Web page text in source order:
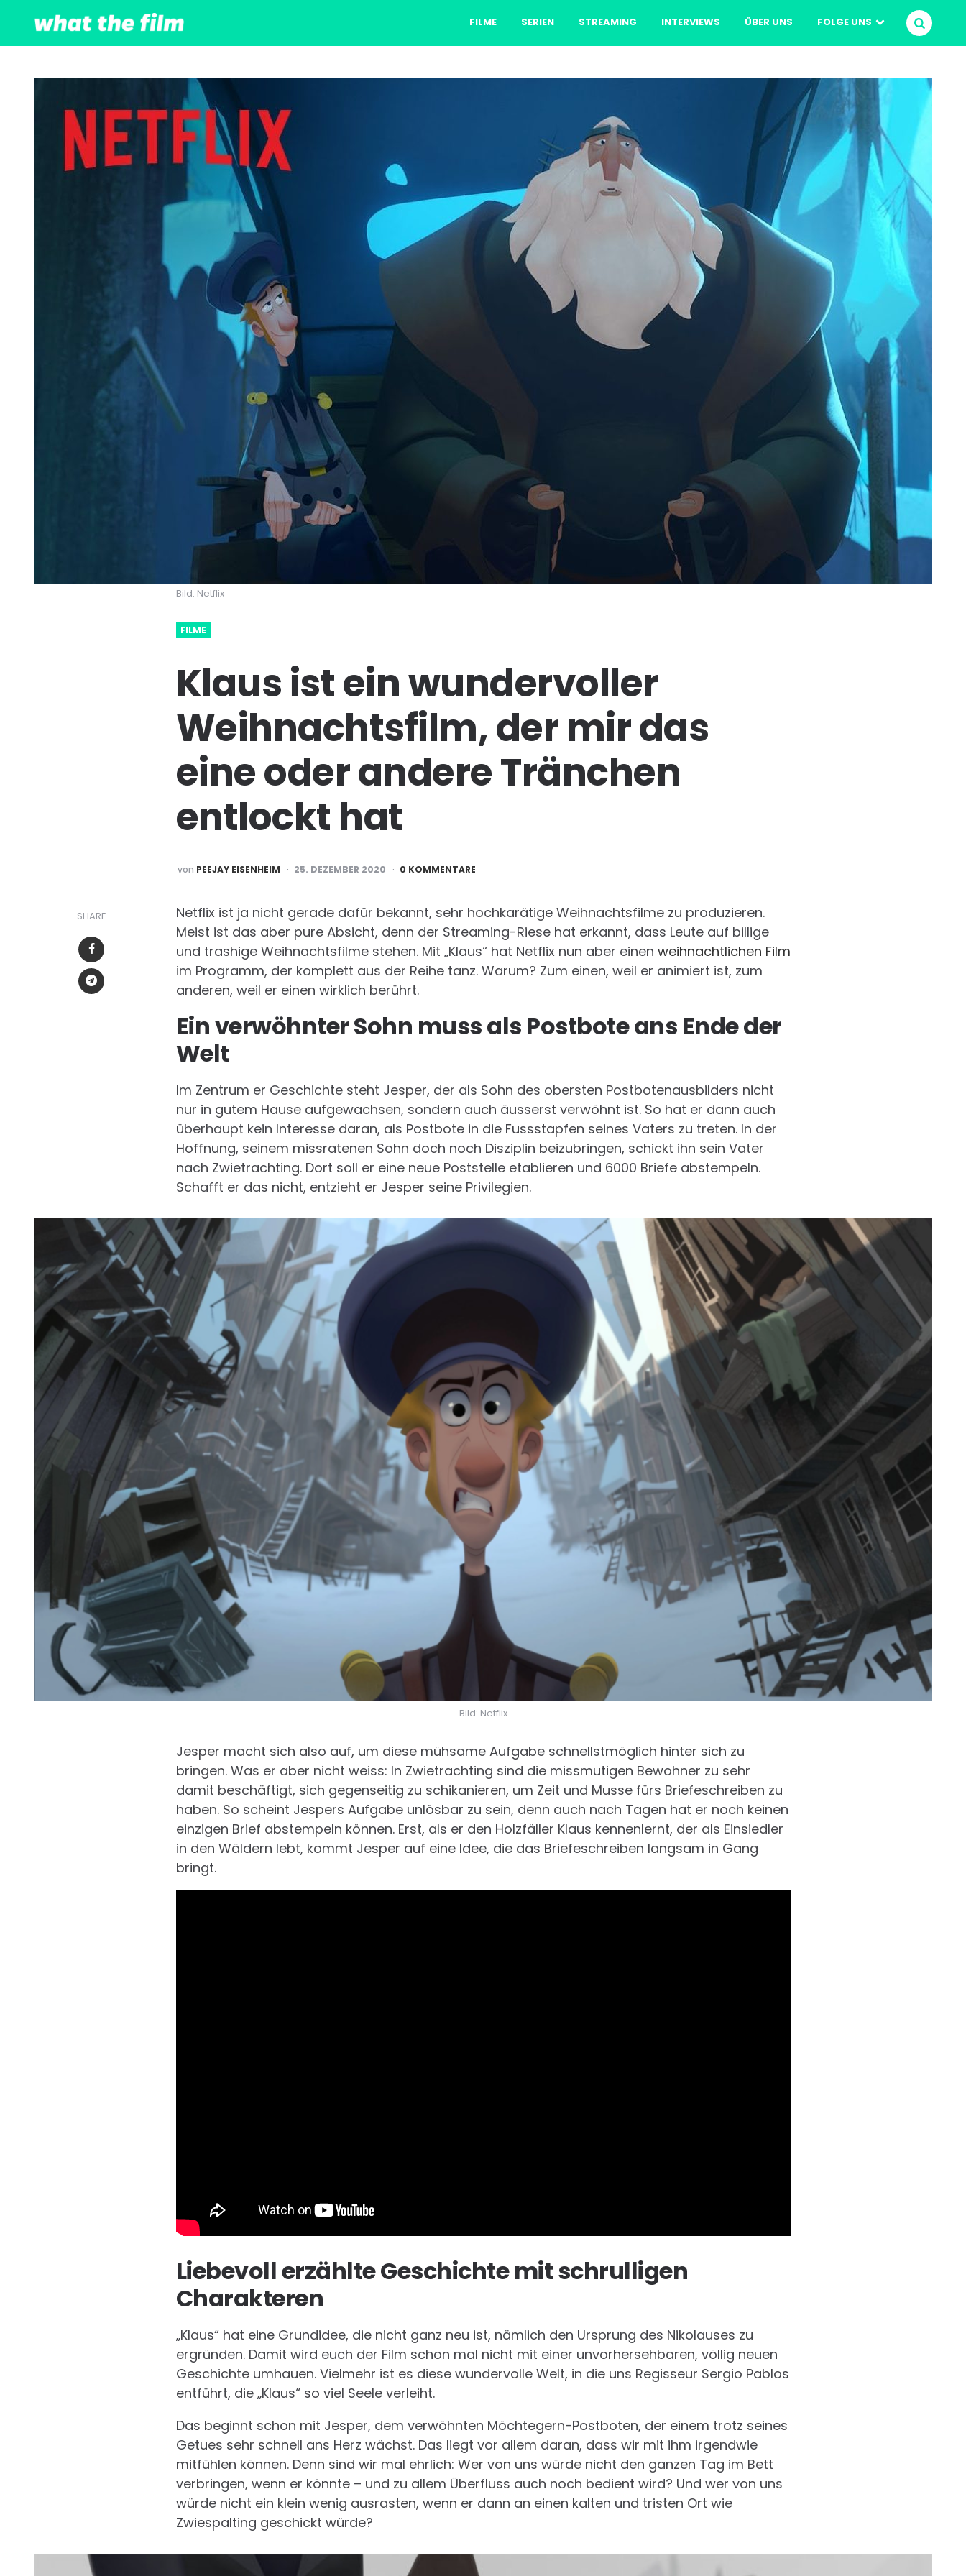
FILME SERIEN STREAMING INTERVIEWS ÜBER UNS
FOLGE UNS
SUCHEN
Bild: Netflix
FILME
Klaus ist ein wundervoller
Weihnachtsfilm, der mir das
eine oder andere Tränchen
entlockt hat
POSTED
BY
von PEEJAY EISENHEIM 25. DEZEMBER 2020 0 KOMMENTARE
SHARE
Netflix ist ja nicht gerade dafür bekannt, sehr hochkarätige Weihnachtsfilme zu produzieren.
Meist ist das aber pure Absicht, denn der Streaming-Riese hat erkannt, dass Leute auf billige
und trashige Weihnachtsfilme stehen. Mit „Klaus“ hat Netflix nun aber einen weihnachtlichen Film
im Programm, der komplett aus der Reihe tanz. Warum? Zum einen, weil er animiert ist, zum
anderen, weil er einen wirklich berührt.
Ein verwöhnter Sohn muss als Postbote ans Ende der
Welt
Im Zentrum er Geschichte steht Jesper, der als Sohn des obersten Postbotenausbilders nicht
nur in gutem Hause aufgewachsen, sondern auch äusserst verwöhnt ist. So hat er dann auch
überhaupt kein Interesse daran, als Postbote in die Fussstapfen seines Vaters zu treten. In der
Hoffnung, seinem missratenen Sohn doch noch Disziplin beizubringen, schickt ihn sein Vater
nach Zwietrachting. Dort soll er eine neue Poststelle etablieren und 6000 Briefe abstempeln.
Schafft er das nicht, entzieht er Jesper seine Privilegien.
Bild: Netflix
Jesper macht sich also auf, um diese mühsame Aufgabe schnellstmöglich hinter sich zu
bringen. Was er aber nicht weiss: In Zwietrachting sind die missmutigen Bewohner zu sehr
damit beschäftigt, sich gegenseitig zu schikanieren, um Zeit und Musse fürs Briefeschreiben zu
haben. So scheint Jespers Aufgabe unlösbar zu sein, denn auch nach Tagen hat er noch keinen
einzigen Brief abstempeln können. Erst, als er den Holzfäller Klaus kennenlernt, der als Einsiedler
in den Wäldern lebt, kommt Jesper auf eine Idee, die das Briefeschreiben langsam in Gang
bringt.
Liebevoll erzählte Geschichte mit schrulligen
Charakteren
„Klaus“ hat eine Grundidee, die nicht ganz neu ist, nämlich den Ursprung des Nikolauses zu
ergründen. Damit wird euch der Film schon mal nicht mit einer unvorhersehbaren, völlig neuen
Geschichte umhauen. Vielmehr ist es diese wundervolle Welt, in die uns Regisseur Sergio Pablos
entführt, die „Klaus“ so viel Seele verleiht.
Das beginnt schon mit Jesper, dem verwöhnten Möchtegern-Postboten, der einem trotz seines
Getues sehr schnell ans Herz wächst. Das liegt vor allem daran, dass wir mit ihm irgendwie
mitfühlen können. Denn sind wir mal ehrlich: Wer von uns würde nicht den ganzen Tag im Bett
verbringen, wenn er könnte – und zu allem Überfluss auch noch bedient wird? Und wer von uns
würde nicht ein klein wenig ausrasten, wenn er dann an einen kalten und tristen Ort wie
Zwiespalting geschickt würde?